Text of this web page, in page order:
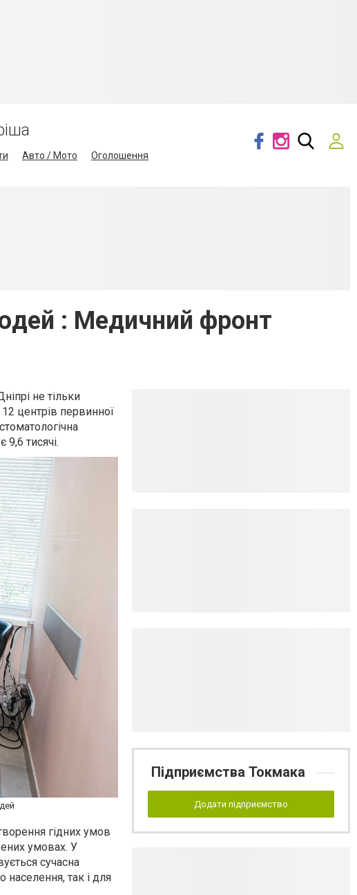
Авто / Мото Оголошення
: Медичний фронт
не тільки
центрів первинної
9,6 тисячі.
гідних умов
умовах. У
сучасна
населення, так і для
Підприємства Токмака
Додати підприємство